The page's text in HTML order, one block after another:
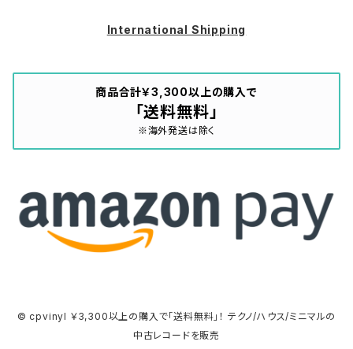
International Shipping
商品合計￥3,300以上の購入で
「送料無料」
※海外発送は除く
© cpvinyl ￥3,300以上の購入で「送料無料」！ テクノ/ハウス/ミニマルの
中古レコードを販売